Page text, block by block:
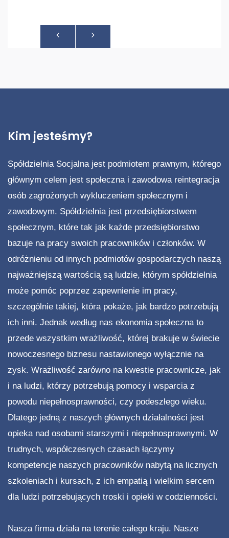
Dziękujemy Wam. Pozdrawiam Waldek i
Ewa N.
Kim jesteśmy?
Spółdzielnia Socjalna jest podmiotem prawnym, którego
głównym celem jest społeczna i zawodowa reintegracja
osób zagrożonych wykluczeniem społecznym i
zawodowym. Spółdzielnia jest przedsiębiorstwem
społecznym, które tak jak każde przedsiębiorstwo
bazuje na pracy swoich pracowników i członków. W
odróżnieniu od innych podmiotów gospodarczych naszą
najważniejszą wartością są ludzie, którym spółdzielnia
może pomóc poprzez zapewnienie im pracy,
szczególnie takiej, która pokaże, jak bardzo potrzebują
ich inni. Jednak według nas ekonomia społeczna to
przede wszystkim wrażliwość, której brakuje w świecie
nowoczesnego biznesu nastawionego wyłącznie na
zysk. Wrażliwość zarówno na kwestie pracownicze, jak
i na ludzi, którzy potrzebują pomocy i wsparcia z
powodu niepełnosprawności, czy podeszłego wieku.
Dlatego jedną z naszych głównych działalności jest
opieka nad osobami starszymi i niepełnosprawnymi. W
trudnych, współczesnych czasach łączymy
kompetencje naszych pracowników nabytą na licznych
szkoleniach i kursach, z ich empatią i wielkim sercem
dla ludzi potrzebujących troski i opieki w codzienności.
Nasza firma działa na terenie całego kraju. Nasze